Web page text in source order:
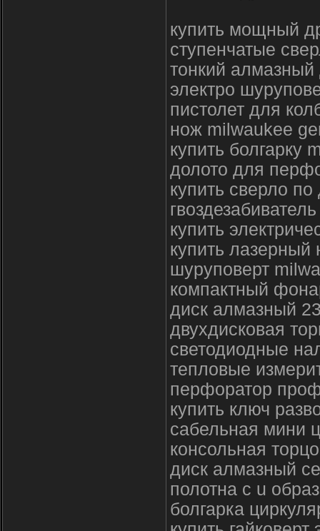
купить мощный
ступенчатые
тонкий алмазный
электро
пистолет для
нож milwaukee
купить болгарку
долото для
купить сверло
купить
купить лазерный
шуруповерт
компактный
диск алмазный
двухдисковая
светодиодные
тепловые
перфоратор
купить ключ
сабельная мини
консольная
диск алмазный
полотна с u
болгарка